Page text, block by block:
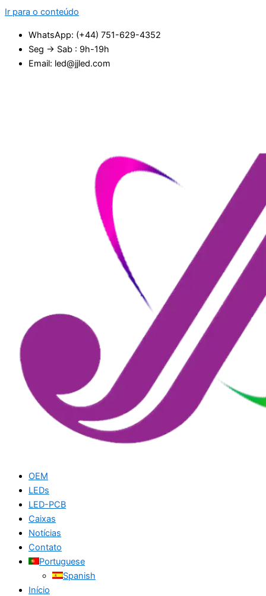
Ir para o conteúdo
WhatsApp: (+44) 751-629-4352
Seg → Sab : 9h-19h
Email: led@jjled.com
OEM
LEDs
LED-PCB
Caixas
Notícias
Contato
Portuguese
Spanish
Início